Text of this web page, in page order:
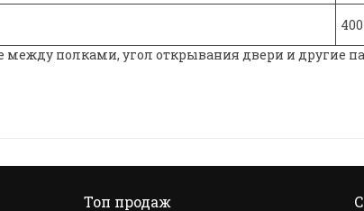
400
между полками, угол открывания двери и
Топ продаж